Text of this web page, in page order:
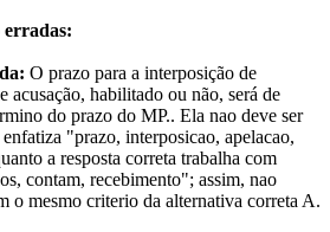
erradas:
O prazo para a interposição de
acusação, habilitado ou não, será de
do prazo do MP.. Ela nao deve ser
"prazo, interposicao, apelacao,
a resposta correta trabalha com
contam, recebimento"; assim, nao
o mesmo criterio da alternativa correta A.